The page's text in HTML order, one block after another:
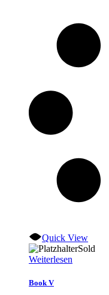
Quick View
Sold
Weiterlesen
Book V